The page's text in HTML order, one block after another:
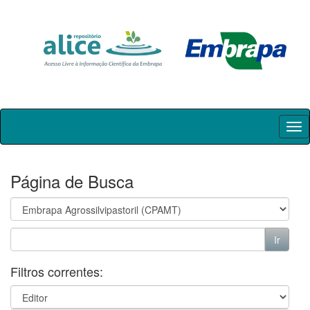
Skip
Página de Busca
Filtros correntes: